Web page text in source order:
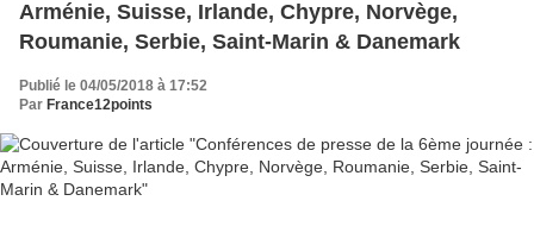
Arménie, Suisse, Irlande, Chypre, Norvège,
Roumanie, Serbie, Saint-Marin & Danemark
Publié le 04/05/2018 à 17:52
Par France12points